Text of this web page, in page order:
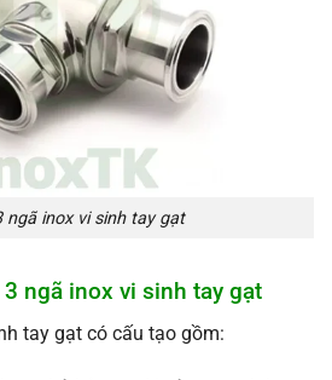
ngã inox vi sinh tay gạt
ngã inox vi sinh tay gạt
tay gạt có cấu tạo gồm: